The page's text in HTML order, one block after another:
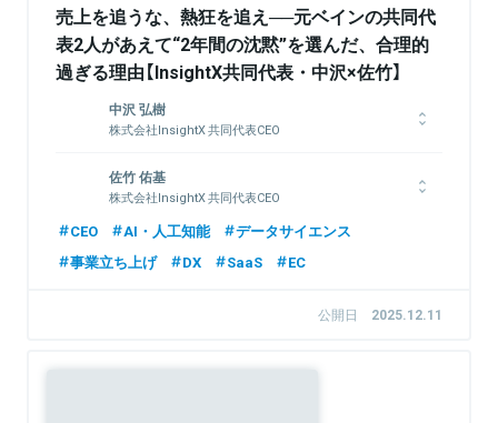
売上を追うな、熱狂を追え──元ベインの共同代
表2人があえて“2年間の沈黙”を選んだ、合理的
過ぎる理由【InsightX共同代表・中沢×佐竹】
中沢 弘樹
株式会社InsightX 共同代表CEO
アンド・カンパニーに入社。全社成長戦略やNPS改善などを経
験。2021年に株式会社InsightXを共同創業。
佐竹 佑基
株式会社InsightX 共同代表CEO
東京大学経済学部卒業。2017年、ベイン・アンド・カンパニー
などのプロジェクトを経験。2021年、株式会社InsightXを共同
関連情報をみる
CEO AI・人工知能
データサイエンス
事業立ち上げ
DX SaaS EC
公開日 2025.12.11